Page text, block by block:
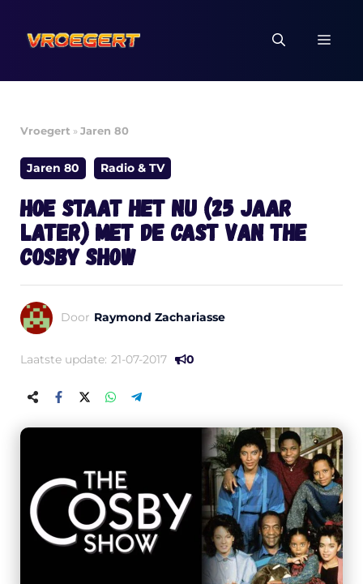
naar
inhoud
Vroegert »Jaren 80
Jaren 80 Radio & TV
Hoe staat het nu (25 jaar
later) met de cast van THE
COSBY SHOW
Door Raymond Zachariasse
Laatste update: 21-07-2017 0